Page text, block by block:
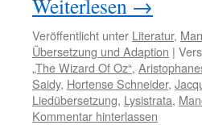
Weiterlesen →
Veröffentlicht unter Literatur,
Übersetzung und Adaption |
„The Wizard Of Oz“,
Saidy, Hortense Schneider,
Liedübersetzung, Lysistrata,
Kommentar hinterlassen